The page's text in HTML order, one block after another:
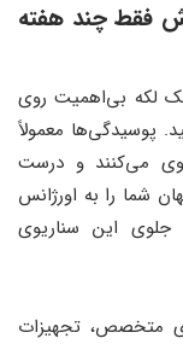
فقط چند هفته
لکه بی‌اهمیت روی
پوسیدگی‌ها معمولاً
می‌کنند و درست
شما را به اورژانس
جلوی این سناریوی
متخصص، تجهیزات